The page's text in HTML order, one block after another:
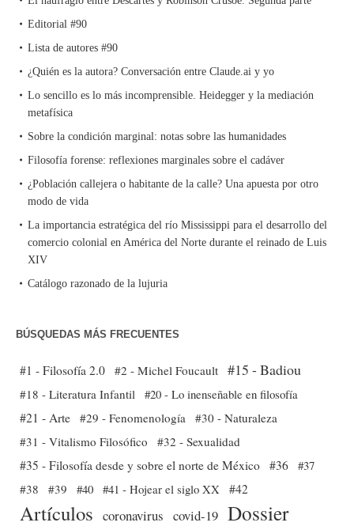
Editorial #90
Lista de autores #90
¿Quién es la autora? Conversación entre Claude.ai y yo
Lo sencillo es lo más incomprensible. Heidegger y la mediación
metafísica
Sobre la condición marginal: notas sobre las humanidades
Filosofía forense: reflexiones marginales sobre el cadáver
¿Población callejera o habitante de la calle? Una apuesta por otro
modo de vida
La importancia estratégica del río Mississippi para el desarrollo del
comercio colonial en América del Norte durante el reinado de Luis
XIV
Catálogo razonado de la lujuria
BÚSQUEDAS MÁS FRECUENTES
#1 - Filosofía 2.0 #2 - Michel Foucault #15 - Badiou
#18 - Literatura Infantil #20 - Lo inenseñable en filosofía
#21 - Arte #29 - Fenomenología
#30 - Naturaleza
#31 - Vitalismo Filosófico
#32 - Sexualidad
#35 - Filosofía desde y sobre el norte de México #36 #37
#38
#39 #40 #41 - Hojear el siglo XX #42
Artículos coronavirus covid-19 Dossier